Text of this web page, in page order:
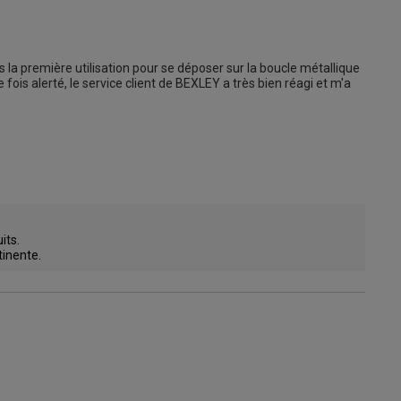
première utilisation pour se déposer sur la boucle métallique
alerté, le service client de BEXLEY a très bien réagi et m'a